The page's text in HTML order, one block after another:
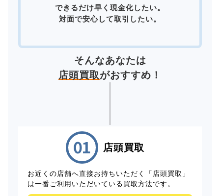
できるだけ早く現金化したい。
対面で安心して取引したい。
そんなあなたは
店頭買取がおすすめ！
店頭買取
お近くの店舗へ直接お持ちいただく「店頭買取」
は一番ご利用いただいている買取方法です。